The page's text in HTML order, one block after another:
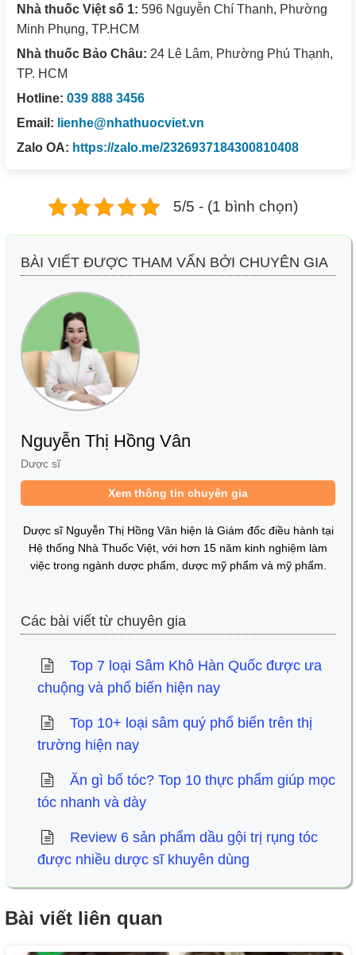
Nhà thuốc Việt số 1: 596 Nguyễn Chí Thanh, Phường
Minh Phụng, TP.HCM
Nhà thuốc Bảo Châu: 24 Lê Lâm, Phường Phú Thạnh,
TP. HCM
Hotline: 039 888 3456
Email: lienhe@nhathuocviet.vn
Zalo OA: https://zalo.me/2326937184300810408
5/5 - (1 bình chọn)
BÀI VIẾT ĐƯỢC THAM VẤN BỞI CHUYÊN GIA
Nguyễn Thị Hồng Vân
Dược sĩ
Xem thông tin chuyên gia
Dược sĩ Nguyễn Thị Hồng Vân hiện là Giám đốc điều hành tại
Hệ thống Nhà Thuốc Việt, với hơn 15 năm kinh nghiệm làm
việc trong ngành dược phẩm, dược mỹ phẩm và mỹ phẩm.
Các bài viết từ chuyên gia
Top 7 loại Sâm Khô Hàn Quốc được ưa
chuộng và phổ biến hiện nay
Top 10+ loại sâm quý phổ biến trên thị
trường hiện nay
Ăn gì bổ tóc? Top 10 thực phẩm giúp mọc
tóc nhanh và dày
Review 6 sản phẩm dầu gội trị rụng tóc
được nhiều dược sĩ khuyên dùng
Bài viết liên quan